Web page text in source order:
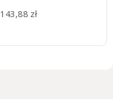
143,88 zł